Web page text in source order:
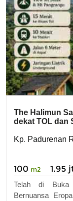
The Halimun
dekat TOL dan
Kp. Padurenan
100 m2 1.95
Telah di Buka
Bernuansa